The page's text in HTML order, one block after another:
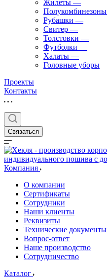
Жилеты —
Полукомбинезоны
Рубашки —
Свитер —
Толстовки —
Футболки —
Халаты —
Головные уборы
Проекты
Контакты
Связаться
Компания
О компании
Сертификаты
Сотрудники
Наши клиенты
Реквизиты
Технические документы
Вопрос-ответ
Наше производство
Сотрудничество
Каталог